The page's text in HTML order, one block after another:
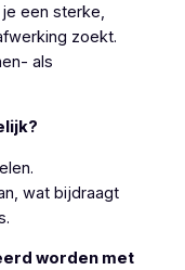
een sterke,
zoekt.
als
wat bijdraagt
worden met